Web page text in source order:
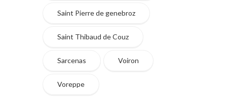
Saint Pierre de genebroz
Saint Thibaud de Couz
Sarcenas Voiron
Voreppe